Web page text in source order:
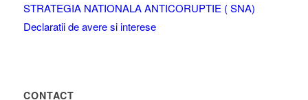
STRATEGIA NATIONALA ANTICORUPTIE ( SNA)
Declaratii de avere si interese
CONTACT